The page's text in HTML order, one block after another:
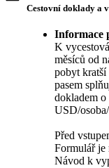
Cestovní doklady a
Informace
K
měsíců od
pobyt kratší
pasem
dokladem o
USD/
Před
Formulář
Návod k